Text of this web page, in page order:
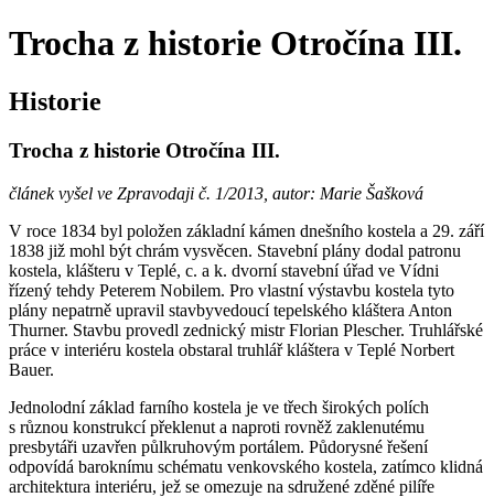
Trocha z historie Otročína III.
Historie
Trocha z historie Otročína III.
článek vyšel ve Zpravodaji č. 1/2013, autor: Marie Šašková
V roce 1834 byl položen základní kámen dnešního kostela a 29. září
1838 již mohl být chrám vysvěcen. Stavební plány dodal patronu
kostela, klášteru v Teplé, c. a k. dvorní stavební úřad ve Vídni
řízený tehdy Peterem Nobilem. Pro vlastní výstavbu kostela tyto
plány nepatrně upravil stavbyvedoucí tepelského kláštera Anton
Thurner. Stavbu provedl zednický mistr Florian Plescher. Truhlářské
práce v interiéru kostela obstaral truhlář kláštera v Teplé Norbert
Bauer.
Jednolodní základ farního kostela je ve třech širokých polích
s různou konstrukcí překlenut a naproti rovněž zaklenutému
presbytáři uzavřen půlkruhovým portálem. Půdorysné řešení
odpovídá baroknímu schématu venkovského kostela, zatímco klidná
architektura interiéru, jež se omezuje na sdružené zděné pilíře